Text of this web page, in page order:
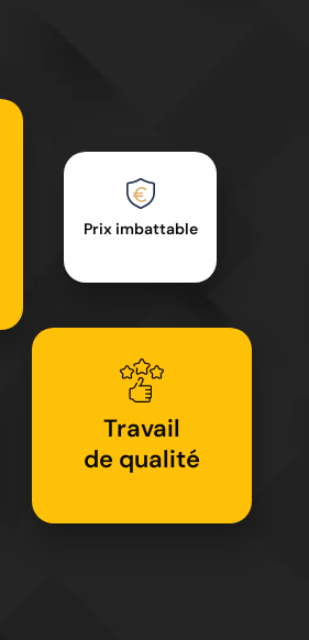
Prix imbattable
Travail
de qualité